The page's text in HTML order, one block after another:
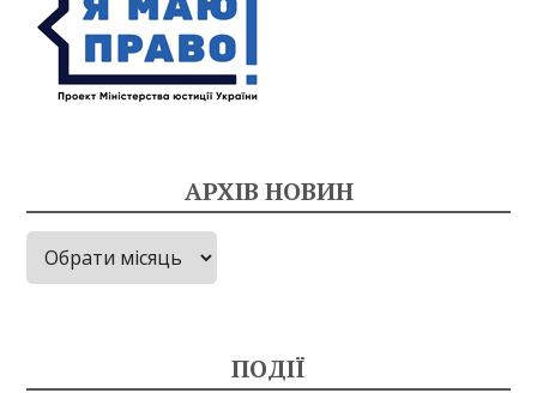
АРХІВ НОВИН
Архів
новин
ПОДІЇ